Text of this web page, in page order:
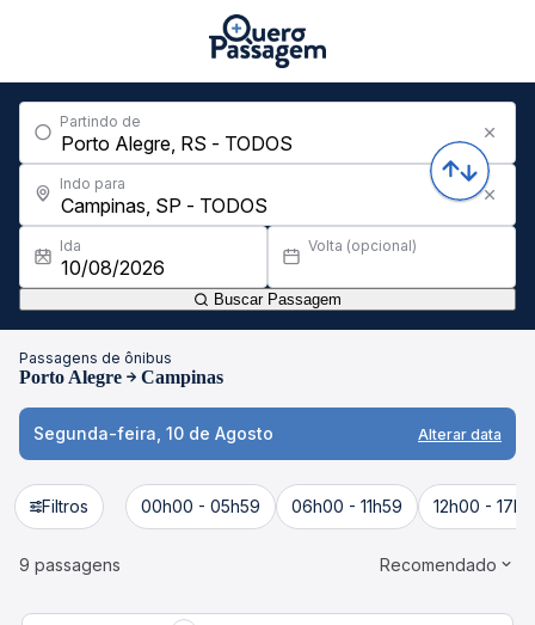
Partindo de
Indo para
Ida Volta (opcional)
Buscar Passagem
Passagens de ônibus
Porto Alegre Campinas
Segunda-feira, 10 de Agosto Alterar data
Filtros 00h00 - 05h59 06h00 - 11h59 12h00 -
9 passagens Recomendado